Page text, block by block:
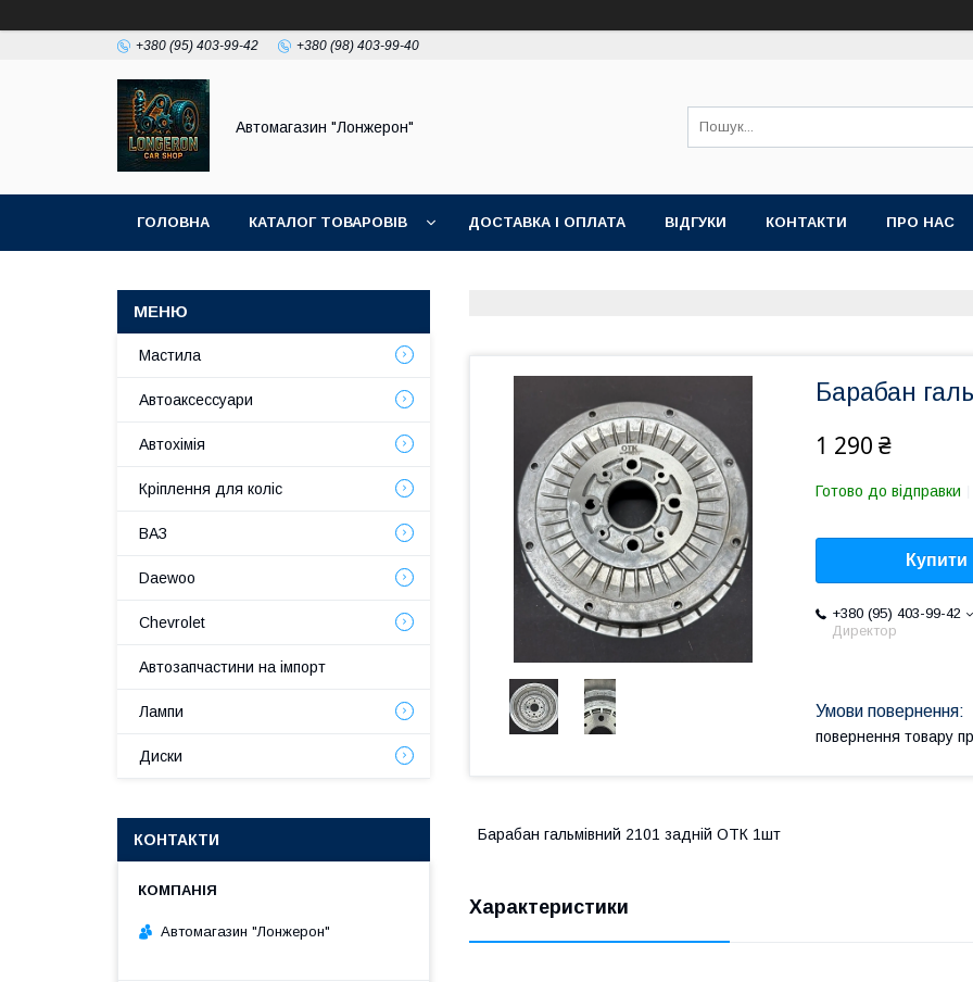
+380 (95) 403-99-42 +380 (98) 403-99-40
Автомагазин "Лонжерон"
ГОЛОВНА КАТАЛОГ ТОВАРОВІВ ДОСТАВКА І ОПЛАТА ВІДГУКИ КОНТАКТИ ПРО НАС
Барабан
1 290 ₴
Готово до відправки
Купити
+380 (95) 403-99-42
Директор
повернення товару
Барабан гальмівний 2101 задній ОТК 1шт
Характеристики
Мастила
Автоаксессуари
Автохімія
Кріплення для коліс
ВАЗ
Daewoo
Chevrolet
Автозапчастини на імпорт
Лампи
Диски
КОНТАКТИ
Автомагазин "Лонжерон"